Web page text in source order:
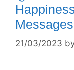
21/03/2023